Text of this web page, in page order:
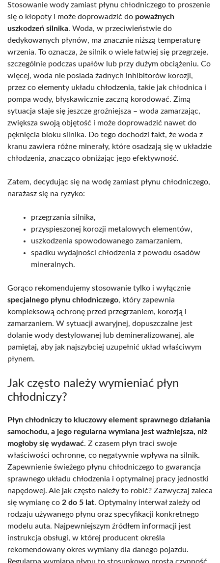
Stosowanie wody zamiast płynu chłodniczego to proszenie
się o kłopoty i może doprowadzić do poważnych
uszkodzeń silnika. Woda, w przeciwieństwie do
dedykowanych płynów, ma znacznie niższą temperaturę
wrzenia. To oznacza, że silnik o wiele łatwiej się przegrzeje,
szczególnie podczas upałów lub przy dużym obciążeniu. Co
więcej, woda nie posiada żadnych inhibitorów korozji,
przez co elementy układu chłodzenia, takie jak chłodnica i
pompa wody, błyskawicznie zaczną korodować. Zimą
sytuacja staje się jeszcze groźniejsza – woda zamarzając,
zwiększa swoją objętość i może doprowadzić nawet do
pęknięcia bloku silnika. Do tego dochodzi fakt, że woda z
kranu zawiera różne minerały, które osadzają się w układzie
chłodzenia, znacząco obniżając jego efektywność.
Zatem, decydując się na wodę zamiast płynu chłodniczego,
narażasz się na ryzyko:
przegrzania silnika,
przyspieszonej korozji metalowych elementów,
uszkodzenia spowodowanego zamarzaniem,
spadku wydajności chłodzenia z powodu osadów
mineralnych.
Gorąco rekomendujemy stosowanie tylko i wyłącznie
specjalnego płynu chłodniczego, który zapewnia
kompleksową ochronę przed przegrzaniem, korozją i
zamarzaniem. W sytuacji awaryjnej, dopuszczalne jest
dolanie wody destylowanej lub demineralizowanej, ale
pamiętaj, aby jak najszybciej uzupełnić układ właściwym
płynem.
Jak często należy wymieniać płyn
chłodniczy?
Płyn chłodniczy to kluczowy element sprawnego działania
samochodu, a jego regularna wymiana jest ważniejsza, niż
mogłoby się wydawać. Z czasem płyn traci swoje
właściwości ochronne, co negatywnie wpływa na silnik.
Zapewnienie świeżego płynu chłodniczego to gwarancja
sprawnego układu chłodzenia i optymalnej pracy jednostki
napędowej. Ale jak często należy to robić? Zazwyczaj zaleca
się wymianę co 2 do 5 lat. Optymalny interwał zależy od
rodzaju używanego płynu oraz specyfikacji konkretnego
modelu auta. Najpewniejszym źródłem informacji jest
instrukcja obsługi, w której producent określa
rekomendowany okres wymiany dla danego pojazdu.
Regularna wymiana płynu to stosunkowo prosta czynność,